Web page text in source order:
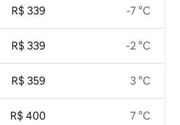
R$ 339
R$ 339
R$ 359
R$ 400
-7 °C
-2 °C
3 °C
7 °C